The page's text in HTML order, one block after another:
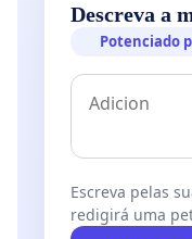
Descreva a
Potenciado
Escreva pelas
redigirá uma